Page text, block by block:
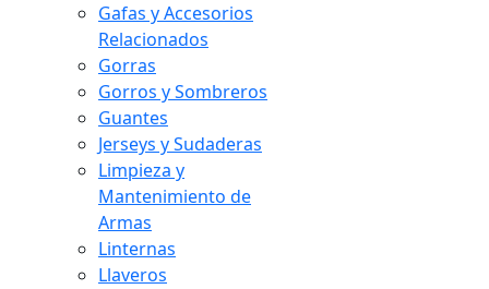
Gafas y Accesorios
Relacionados
Gorras
Gorros y Sombreros
Guantes
Jerseys y Sudaderas
Limpieza y
Mantenimiento de
Armas
Linternas
Llaveros